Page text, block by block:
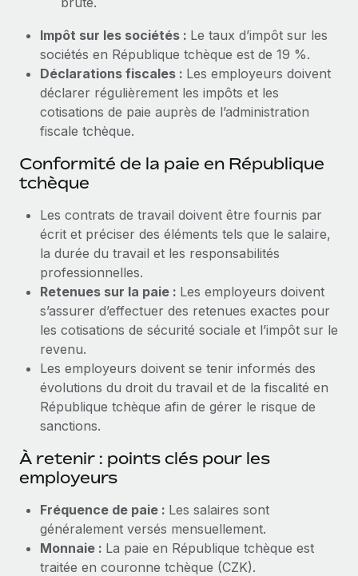
Impôt sur les sociétés : Le taux d’impôt sur les
sociétés en République tchèque est de 19 %.
Déclarations fiscales : Les employeurs doivent
déclarer régulièrement les impôts et les
cotisations de paie auprès de l’administration
fiscale tchèque.
Conformité de la paie en République
tchèque
Les contrats de travail doivent être fournis par
écrit et préciser des éléments tels que le salaire,
la durée du travail et les responsabilités
professionnelles.
Retenues sur la paie : Les employeurs doivent
s’assurer d’effectuer des retenues exactes pour
les cotisations de sécurité sociale et l’impôt sur le
revenu.
Les employeurs doivent se tenir informés des
évolutions du droit du travail et de la fiscalité en
République tchèque afin de gérer le risque de
sanctions.
À retenir : points clés pour les
employeurs
Fréquence de paie : Les salaires sont
généralement versés mensuellement.
Monnaie : La paie en République tchèque est
traitée en couronne tchèque (CZK).